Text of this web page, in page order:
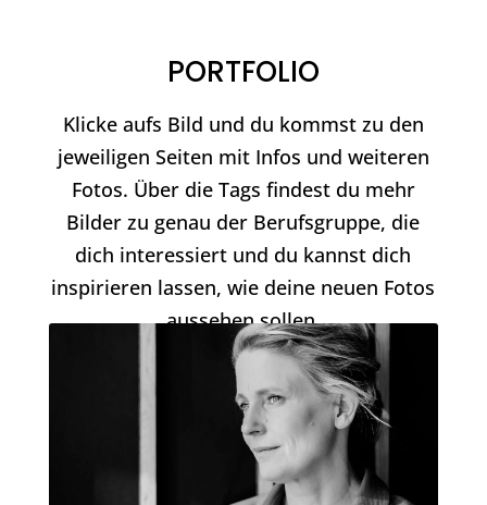
PORTFOLIO
Klicke aufs Bild und du kommst zu den
jeweiligen Seiten mit Infos und weiteren
Fotos. Über die Tags findest du mehr
Bilder zu genau der Berufsgruppe, die
dich interessiert und du kannst dich
inspirieren lassen, wie deine neuen Fotos
aussehen sollen.